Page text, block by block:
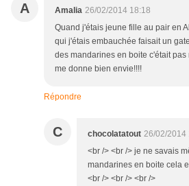
A Amalia 26/02/2014 18:18
Quand j'étais jeune fille au pair en
qui j'étais embauchée faisait un
des mandarines en boite c'était pas
me donne bien envie!!!!
Répondre
C chocolatatout 26/02/2014
<br /> <br /> je ne savais
mandarines en boite cela
<br /> <br /> <br />